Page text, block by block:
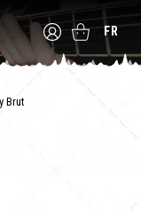
FR
Brut